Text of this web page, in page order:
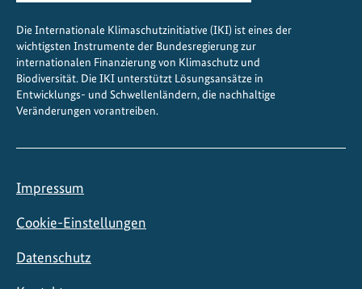
m
e
n
Die Internationale Klimaschutzinitiative (IKI) ist eines der
wichtigsten Instrumente der Bundesregierung zur
internationalen Finanzierung von Klimaschutz und
Biodiversität. Die IKI unterstützt Lösungsansätze in
Entwicklungs- und Schwellenländern, die nachhaltige
Veränderungen vorantreiben.
Impressum
Cookie-Einstellungen
Datenschutz